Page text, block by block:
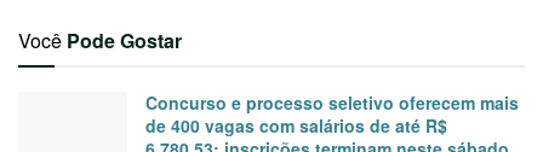
Você Pode Gostar
Concurso e processo seletivo oferecem mais
de 400 vagas com salários de até R$